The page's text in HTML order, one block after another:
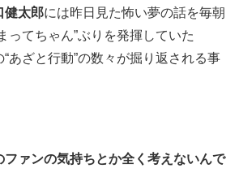
健太郎には昨日見た怖い夢の話を毎朝
ってちゃん”ぶりを発揮していた
ざと行動”の数々が掘り返される事
ファンの気持ちとか全く考えないんで